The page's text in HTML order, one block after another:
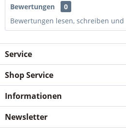
Bewertungen
0
Bewertungen lesen, schreiben
Service
Shop Service
Informationen
Newsletter